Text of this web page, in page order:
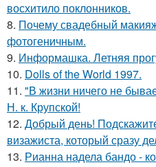
восхитило поклонников.
8. Почему свадебный
фотогеничным.
9. Информашка. Летняя
10. Dolls of the World 1997.
11. "В жизни ничего не
Н. к. Крупской!
12. Добрый день!
визажиста, который сразу
13. Рианна надела бандо -